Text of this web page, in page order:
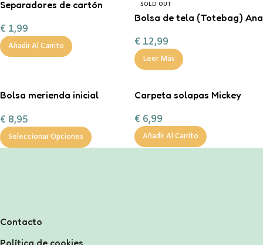
Separadores de cartón
€ 1,99
Añadir Al Carrito
SOLD OUT
Bolsa de tela (Totebag) Ana
€ 12,99
Leer Más
Bolsa merienda inicial
€ 8,95
Seleccionar Opciones
Carpeta solapas Mickey
€ 6,99
Añadir Al Carrito
Contacto
Política de cookies